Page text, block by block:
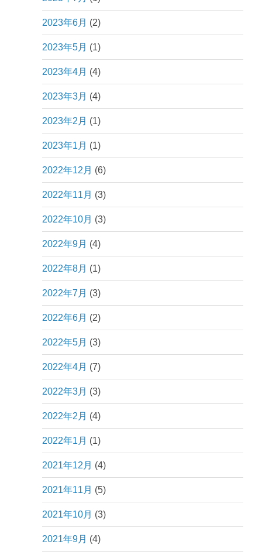
2023年6月 (2)
2023年5月 (1)
2023年4月 (4)
2023年3月 (4)
2023年2月 (1)
2023年1月 (1)
2022年12月 (6)
2022年11月 (3)
2022年10月 (3)
2022年9月 (4)
2022年8月 (1)
2022年7月 (3)
2022年6月 (2)
2022年5月 (3)
2022年4月 (7)
2022年3月 (3)
2022年2月 (4)
2022年1月 (1)
2021年12月 (4)
2021年11月 (5)
2021年10月 (3)
2021年9月 (4)